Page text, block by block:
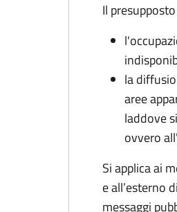
Il
la
aree
laddove
ovvero
Si applica ai
e all’esterno
messaggi